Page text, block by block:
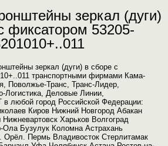
зеркал (дуги)
фиксатором 53205-
зеркал (дуги) в сборе с
транспортными фирмами Кама-
Поволжье-Транс, Транс-Лидер,
Логистика, Деловые Линии,
любой город Российской Федерации:
Киров Нижний Новгород Абакан
Харьков Волгоград
Ола Бузулук Коломна Астрахань
Орёл. Пермь Владивосток Стерлитамак